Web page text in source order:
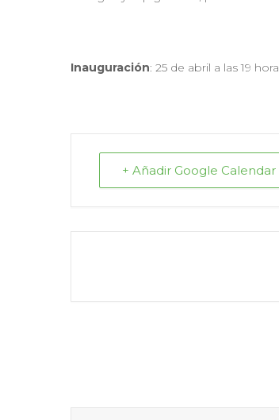
Inauguración: 25 de abril a las 19
+ Añadir Google Calendar